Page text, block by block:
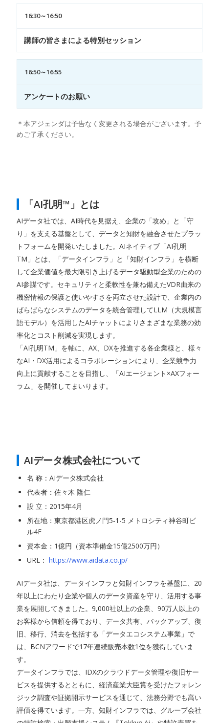
16:30～16:50
講師の皆さまによる特別セッション
16:50～16:55
アンケートのお願い
＊本アジェンダは予告なく変更される場合がございます。予
めご了承ください。
「AI孔明™」とは
AIデータ社では、AI時代を見据え、企業の「攻め」と「守
り」を支える基盤として、データと知財を融合させたプラッ
トフォームを開発いたしました。AIネイティブ「AI孔明
TM」とは、「データインフラ」と「知財インフラ」を横断
して企業価値を最大限引き上げるデータ駆動型企業のための
AI参謀です。セキュリティと柔軟性を兼ね備えたVDR由来の
機密情報の保護と使いやすさを両立させた設計で、企業内の
ばらばらなシステムのデータを統合管理してLLM（大規模言
語モデル）を活用したAIチャットによりさまざまな業務の効
率化とコスト削減を実現します。
「AI孔明TM」を軸に、AX、DXを推進する各企業様と、様々
なAI・DX活用によるコラボレーションにより、企業競争力
向上に貢献することを目指し、「AIエージェント×AXフォー
ラム」を開催してまいります。
AIデータ株式会社について
名 称：AIデータ株式会社
代表者：佐々木 隆仁
設 立：2015年4月
所在地：東京都港区虎ノ門5-1-5 メトロシティ神谷町ビ
ル4F
資本金：1億円（資本準備金15億2500万円）
URL： https://www.aidata.co.jp/
AIデータ社は、データインフラと知財インフラを基盤に、20
年以上にわたり企業や個人のデータ資産を守り、活用する事
業を展開してきました。9,000社以上の企業、90万人以上の
お客様から信頼を得ており、データ共有、バックアップ、復
旧、移行、消去を包括する「データエコシステム事業」で
は、BCNアワードで17年連続販売本数1位を獲得していま
す。
データインフラでは、IDXのクラウドデータ管理や復旧サー
ビスを提供するとともに、経済産業大臣賞を受けたフォレン
ジック調査や証拠開示サービスを通じて、法務分野でも高い
評価を得ています。一方、知財インフラでは、グループ会社